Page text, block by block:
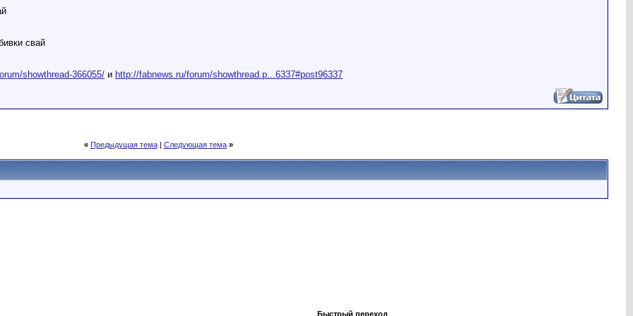
свай
showthread-366055/ и http://fabnews.ru/forum/showthread.p...6337#post96337
« Предыдущая тема| Следующая тема »
Быстрый переход